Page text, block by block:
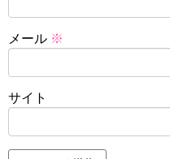
メール ※
サイト